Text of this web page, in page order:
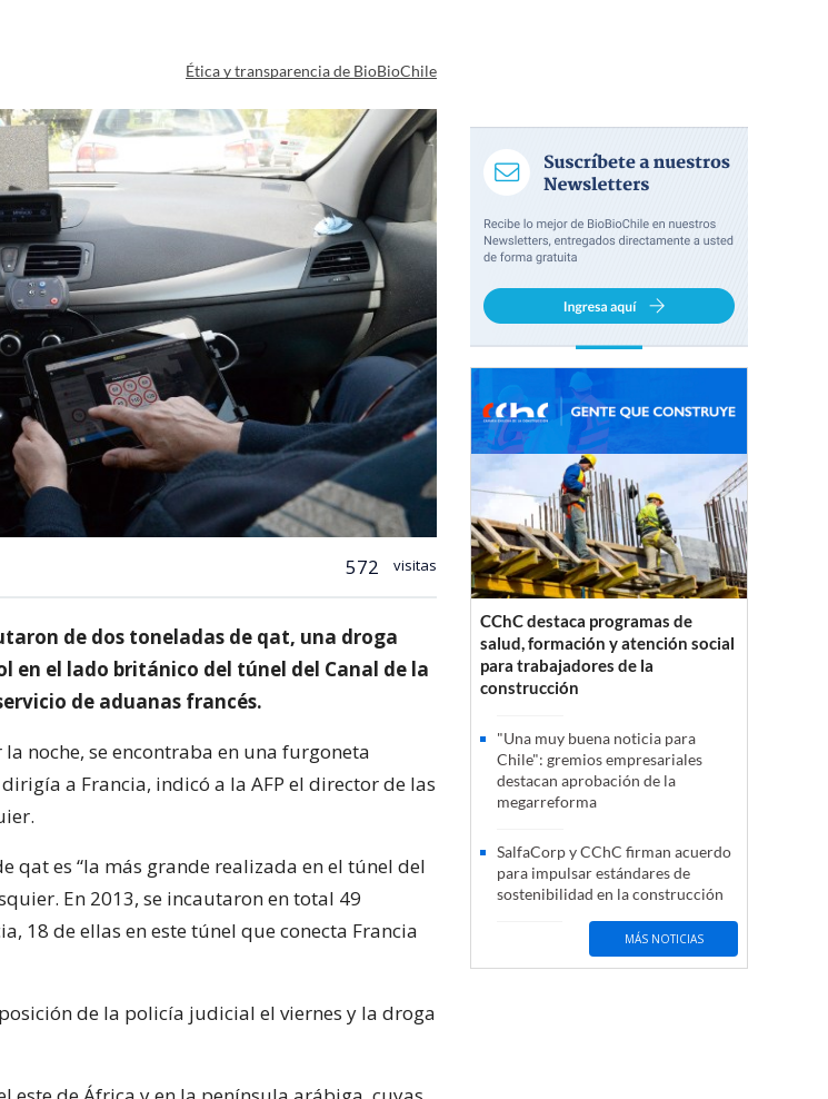
Ética y transparencia de BioBioChile
572 visitas
de dos toneladas de qat, una droga
el lado británico del túnel del Canal de la
de aduanas francés.
noche, se encontraba en una furgoneta
a Francia, indicó a la AFP el director de las
qat es “la más grande realizada en el túnel del
En 2013, se incautaron en total 49
18 de ellas en este túnel que conecta Francia
de la policía judicial el viernes y la droga
CChC destaca programas de
salud, formación y atención social
para trabajadores de la
construcción
"Una muy buena noticia para
Chile": gremios empresariales
destacan aprobación de la
megarreforma
SalfaCorp y CChC firman acuerdo
para impulsar estándares de
sostenibilidad en la construcción
MÁS NOTICIAS